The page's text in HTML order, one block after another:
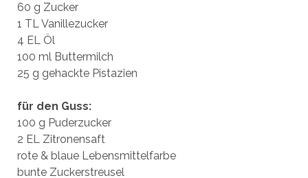
60 g Zucker
1 TL Vanillezucker
4 EL Öl
100 ml Buttermilch
25 g gehackte Pistazien
für den Guss:
100 g Puderzucker
2 EL Zitronensaft
rote & blaue Lebensmittelfarbe
bunte Zuckerstreusel